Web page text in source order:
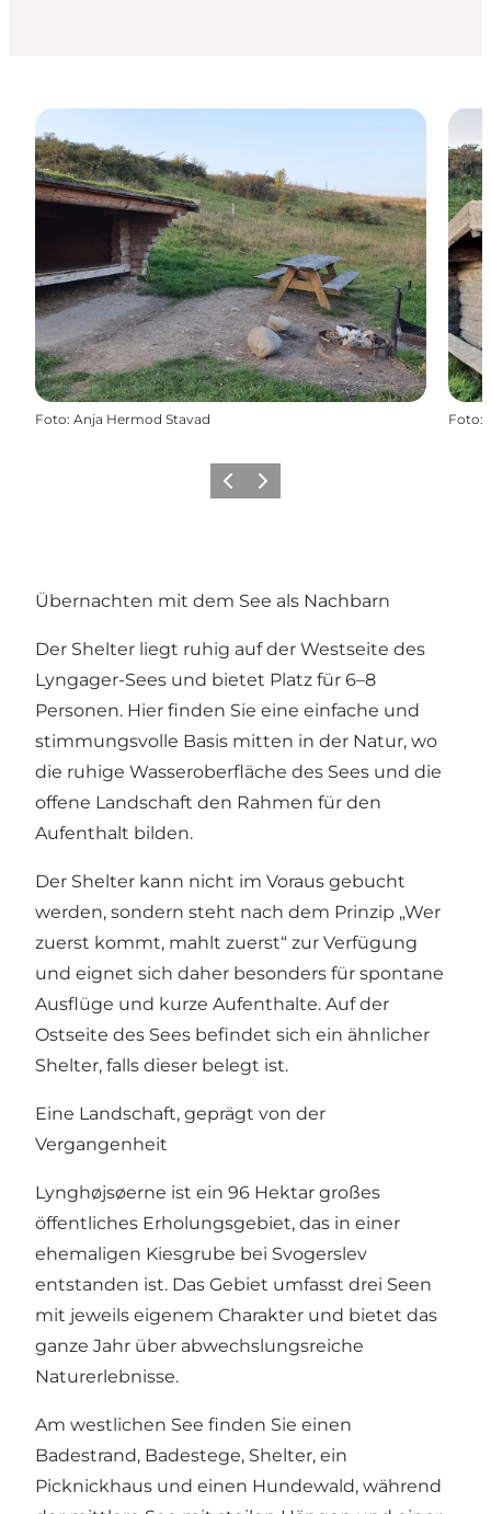
Foto: Anja Hermod Stavad Foto:
Vorherige Folie
Nächste Folie
Übernachten mit dem See als Nachbarn
Der Shelter liegt ruhig auf der Westseite des
Lyngager-Sees und bietet Platz für 6–8
Personen. Hier finden Sie eine einfache und
stimmungsvolle Basis mitten in der Natur, wo
die ruhige Wasseroberfläche des Sees und die
offene Landschaft den Rahmen für den
Aufenthalt bilden.
Der Shelter kann nicht im Voraus gebucht
werden, sondern steht nach dem Prinzip „Wer
zuerst kommt, mahlt zuerst“ zur Verfügung
und eignet sich daher besonders für spontane
Ausflüge und kurze Aufenthalte. Auf der
Ostseite des Sees befindet sich ein ähnlicher
Shelter, falls dieser belegt ist.
Eine Landschaft, geprägt von der
Vergangenheit
Lynghøjsøerne ist ein 96 Hektar großes
öffentliches Erholungsgebiet, das in einer
ehemaligen Kiesgrube bei Svogerslev
entstanden ist. Das Gebiet umfasst drei Seen
mit jeweils eigenem Charakter und bietet das
ganze Jahr über abwechslungsreiche
Naturerlebnisse.
Am westlichen See finden Sie einen
Badestrand, Badestege, Shelter, ein
Picknickhaus und einen Hundewald, während